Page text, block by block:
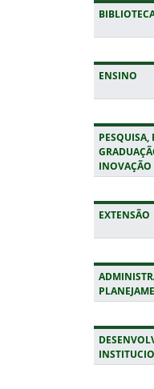
ENSINO
PESQUISA,
INOVAÇÃO
EXTENSÃO